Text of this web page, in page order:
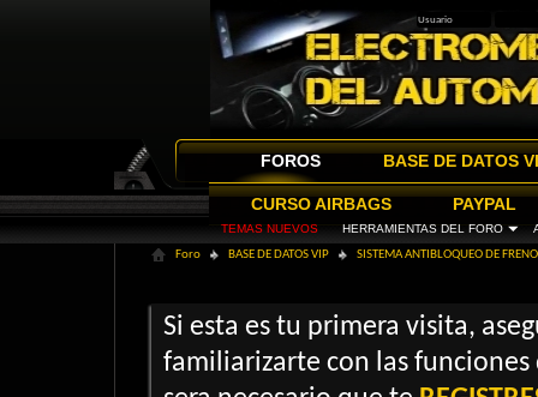
FOROS
TEMAS NUEVOS HERRAMIENTAS DEL FORO
BASE DE DATOS
CURSO AIRBAGS PAYPAL
Foro BASE DE DATOS VIP SISTEMA ANTIBLOQUEO DE
Si esta es tu primera visita,
familiarizarte con las funciones